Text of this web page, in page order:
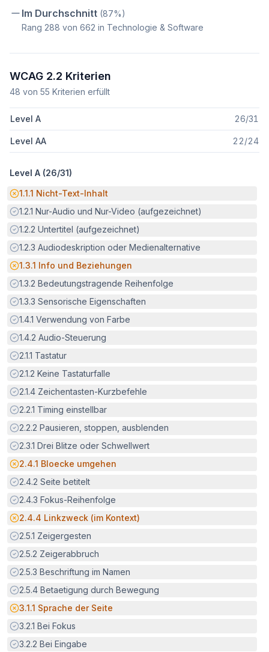
Im Durchschnitt (87%)
Rang 288 von 662 in Technologie & Software
WCAG 2.2 Kriterien
48 von 55 Kriterien erfüllt
Level A 26/31
Level AA 22/24
Level A (26/31)
Potenzielle Barriere:
1.1.1 Nicht-Text-Inhalt
Erfüllt:
1.2.1 Nur-Audio und Nur-Video (aufgezeichnet)
Erfüllt:
1.2.2 Untertitel (aufgezeichnet)
Erfüllt:
1.2.3 Audiodeskription oder Medienalternative
Potenzielle Barriere:
1.3.1 Info und Beziehungen
Erfüllt:
1.3.2 Bedeutungstragende Reihenfolge
Erfüllt:
1.3.3 Sensorische Eigenschaften
Erfüllt:
1.4.1 Verwendung von Farbe
Erfüllt:
1.4.2 Audio-Steuerung
Erfüllt:
2.1.1 Tastatur
Erfüllt:
2.1.2 Keine Tastaturfalle
Erfüllt:
2.1.4 Zeichentasten-Kurzbefehle
Erfüllt:
2.2.1 Timing einstellbar
Erfüllt:
2.2.2 Pausieren, stoppen, ausblenden
Erfüllt:
2.3.1 Drei Blitze oder Schwellwert
Potenzielle Barriere:
2.4.1 Bloecke umgehen
Erfüllt:
2.4.2 Seite betitelt
Erfüllt:
2.4.3 Fokus-Reihenfolge
Potenzielle Barriere:
2.4.4 Linkzweck (im Kontext)
Erfüllt:
2.5.1 Zeigergesten
Erfüllt:
2.5.2 Zeigerabbruch
Erfüllt:
2.5.3 Beschriftung im Namen
Erfüllt:
2.5.4 Betaetigung durch Bewegung
Potenzielle Barriere:
3.1.1 Sprache der Seite
Erfüllt:
3.2.1 Bei Fokus
Erfüllt:
3.2.2 Bei Eingabe